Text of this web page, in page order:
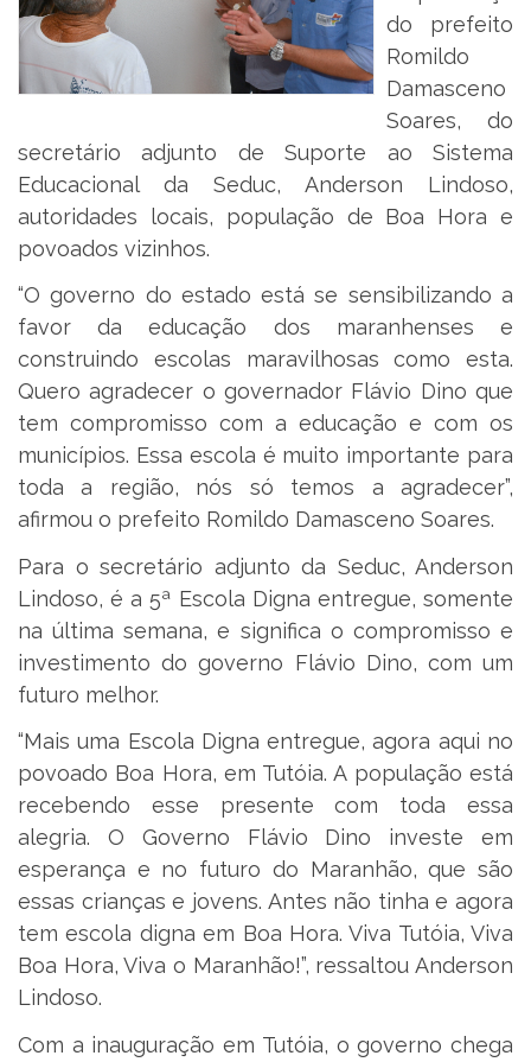
do prefeito
Romildo
Damasceno
Soares, do
secretário adjunto de Suporte ao Sistema
Educacional da Seduc, Anderson Lindoso,
autoridades locais, população de Boa Hora e
povoados vizinhos.
“O governo do estado está se sensibilizando a
favor da educação dos maranhenses e
construindo escolas maravilhosas como esta.
Quero agradecer o governador Flávio Dino que
tem compromisso com a educação e com os
municípios. Essa escola é muito importante para
toda a região, nós só temos a agradecer”,
afirmou o prefeito Romildo Damasceno Soares.
Para o secretário adjunto da Seduc, Anderson
Lindoso, é a 5ª Escola Digna entregue, somente
na última semana, e significa o compromisso e
investimento do governo Flávio Dino, com um
futuro melhor.
“Mais uma Escola Digna entregue, agora aqui no
povoado Boa Hora, em Tutóia. A população está
recebendo esse presente com toda essa
alegria. O Governo Flávio Dino investe em
esperança e no futuro do Maranhão, que são
essas crianças e jovens. Antes não tinha e agora
tem escola digna em Boa Hora. Viva Tutóia, Viva
Boa Hora, Viva o Maranhão!”, ressaltou Anderson
Lindoso.
Com a inauguração em Tutóia, o governo chega